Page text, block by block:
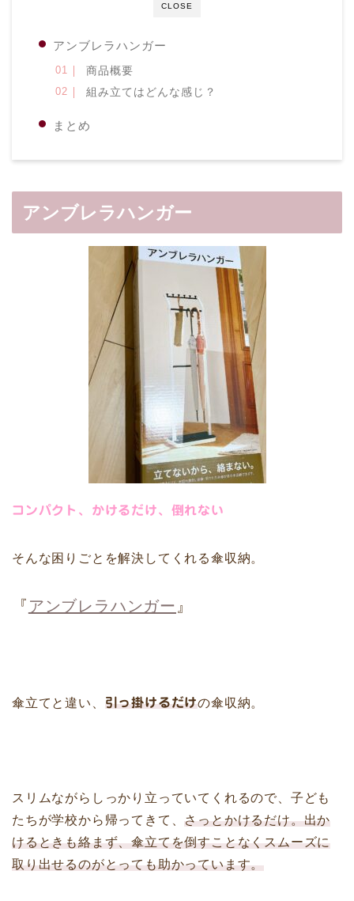
CLOSE
アンブレラハンガー
商品概要
組み立てはどんな感じ？
まとめ
アンブレラハンガー
コンパクト、かけるだけ、倒れない
そんな困りごとを解決してくれる傘収納。
『 アンブレラハンガー』
傘立てと違い、 引っ掛けるだけの傘収納。
スリムながらしっかり立っていてくれるので、子ども
たちが学校から帰ってきて、さっとかけるだけ。出か
けるときも絡まず、傘立てを倒すことなくスムーズに
取り出せるのがとっても助かっています。